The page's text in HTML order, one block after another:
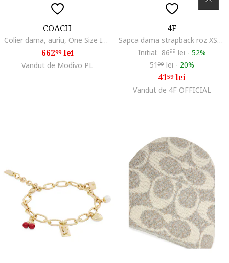
COACH
Colier dama, auriu, One Size INTL
66299lei
Vandut de Modivo PL
4F
Sapca dama strapback roz XS/S 56cm
Initial: 8699 lei - 52%
5199lei - 20%
4159lei
Vandut de 4F OFFICIAL